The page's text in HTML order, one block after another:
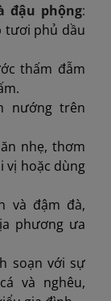
đậu phộng:
tươi phủ dầu
thấm đẫm
nướng trên
nhẹ, thơm
vị hoặc dùng
và đậm đà,
phương ưa
soạn với sự
và nghêu,